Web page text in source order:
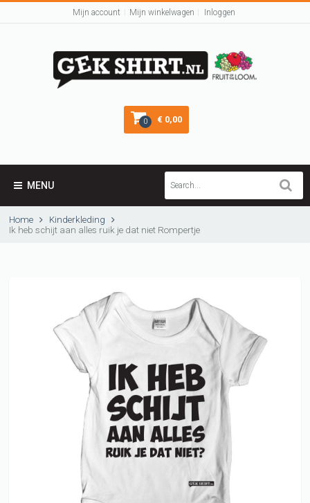
Mijn account Mijn winkelwagen Inloggen
0 € 0,00
MENU
Home
Kinderkleding
Ik heb schijt aan alles ruik je dat niet Rompertje